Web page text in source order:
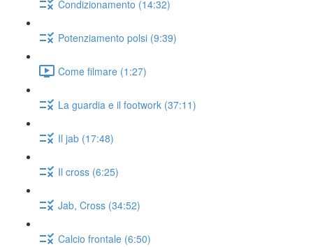
Condizionamento (14:32)
Potenziamento polsi (9:39)
Come filmare (1:27)
La guardia e il footwork (37:11)
Il jab (17:48)
Il cross (6:25)
Jab, Cross (34:52)
Calcio frontale (6:50)